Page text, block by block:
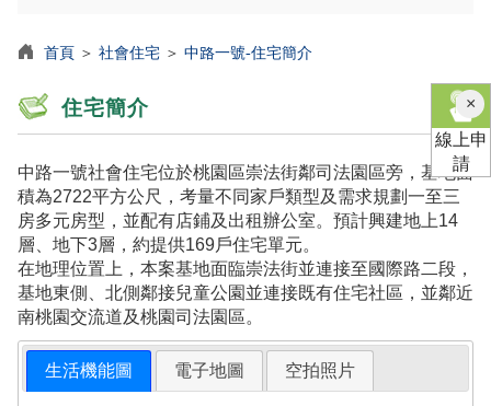
首頁 ＞ 社會住宅 ＞ 中路一號-住宅簡介
住宅簡介
中路一號社會住宅位於桃園區崇法街鄰司法園區旁，基地面
積為2722平方公尺，考量不同家戶類型及需求規劃一至三
房多元房型，並配有店鋪及出租辦公室。預計興建地上14
層、地下3層，約提供169戶住宅單元。
在地理位置上，本案基地面臨崇法街並連接至國際路二段，
基地東側、北側鄰接兒童公園並連接既有住宅社區，並鄰近
南桃園交流道及桃園司法園區。
生活機能圖 電子地圖 空拍照片
×關
閉
線上申
請